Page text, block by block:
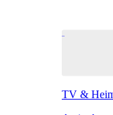
TV &